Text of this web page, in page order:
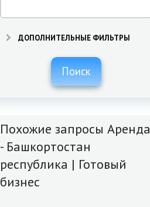
ДОПОЛНИТЕЛЬНЫЕ ФИЛЬТРЫ
Поиск
Похожие запросы Аренда
- Башкортостан
республика | Готовый
бизнес